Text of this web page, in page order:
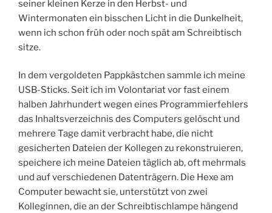
seiner kleinen Kerze in den Herbst- und
Wintermonaten ein bisschen Licht in die Dunkelheit,
wenn ich schon früh oder noch spät am Schreibtisch
sitze.
In dem vergoldeten Pappkästchen sammle ich meine
USB-Sticks. Seit ich im Volontariat vor fast einem
halben Jahrhundert wegen eines Programmierfehlers
das Inhaltsverzeichnis des Computers gelöscht und
mehrere Tage damit verbracht habe, die nicht
gesicherten Dateien der Kollegen zu rekonstruieren,
speichere ich meine Dateien täglich ab, oft mehrmals
und auf verschiedenen Datenträgern. Die Hexe am
Computer bewacht sie, unterstützt von zwei
Kolleginnen, die an der Schreibtischlampe hängend